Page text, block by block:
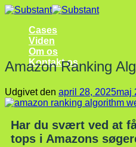
Fortsæt
indholdCases
Viden
Om os
Kontakt os
Amazon Ranking
Udgivet den april 28, 2025maj
Har du svært ved at
tops i Amazons